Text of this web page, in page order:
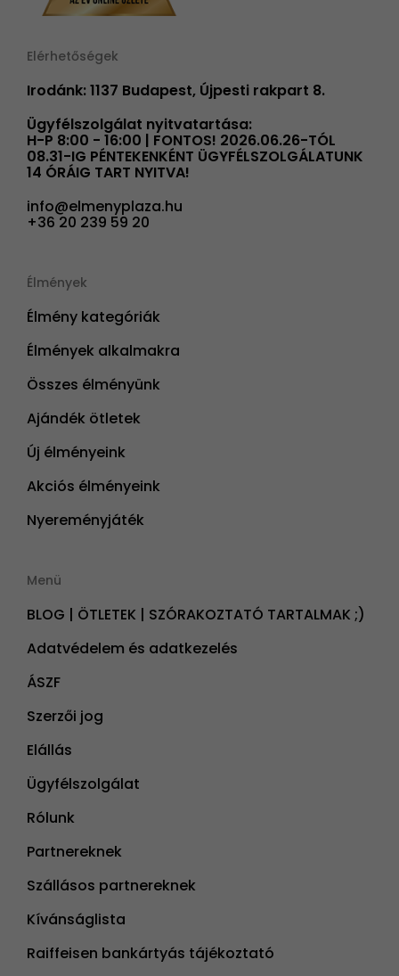
Elérhetőségek
Irodánk: 1137 Budapest, Újpesti rakpart 8.
Ügyfélszolgálat nyitvatartása:
H-P 8:00 - 16:00 | FONTOS! 2026.06.26-TÓL
08.31-IG PÉNTEKENKÉNT ÜGYFÉLSZOLGÁLATUNK
14 ÓRÁIG TART NYITVA!
info@elmenyplaza.hu
+36 20 239 59 20
Élmények
Élmény kategóriák
Élmények alkalmakra
Összes élményünk
Ajándék ötletek
Új élményeink
Akciós élményeink
Nyereményjáték
Menü
BLOG | ÖTLETEK | SZÓRAKOZTATÓ TARTALMAK ;)
Adatvédelem és adatkezelés
ÁSZF
Szerzői jog
Elállás
Ügyfélszolgálat
Rólunk
Partnereknek
Szállásos partnereknek
Kívánságlista
Raiffeisen bankártyás tájékoztató